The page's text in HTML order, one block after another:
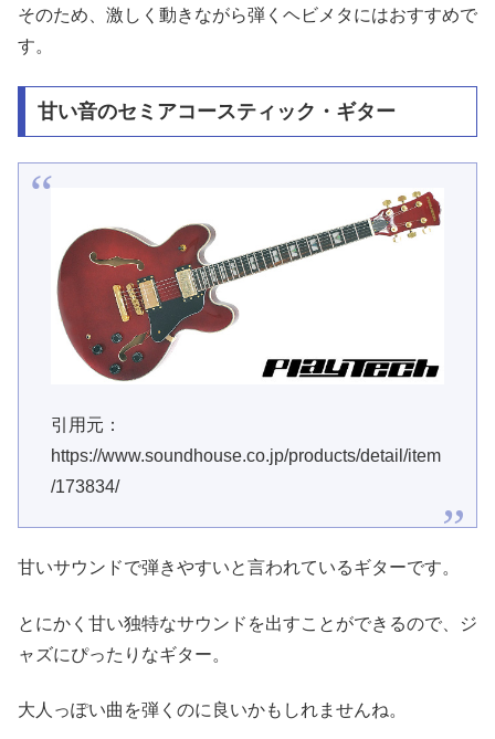
そのため、激しく動きながら弾くヘビメタにはおすすめで
す。
甘い音のセミアコースティック・ギター
引用元：
https://www.soundhouse.co.jp/products/detail/item
/173834/
甘いサウンドで弾きやすいと言われているギターです。
とにかく甘い独特なサウンドを出すことができるので、ジ
ャズにぴったりなギター。
大人っぽい曲を弾くのに良いかもしれませんね。